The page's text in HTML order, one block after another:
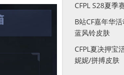
CFPL S28夏季
B站CF嘉年华
蓝风铃皮肤
CFPL夏决押宝
妮妮/拼搏皮肤